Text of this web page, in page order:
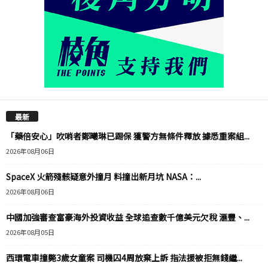
最新
「藥倍安心」吹哨者鄭曦琳已踢保 獲警方無條件釋放 據悉重案組...
2026年08月06日
SpaceX 火箭殘骸疑意外撞月 料撞出新月坑 NASA：...
2026年08月06日
中國加強審查富豪海外投資收益 全球追查數千億美元欠稅 滙豐、...
2026年08月05日
西環電車撞斃3歲女童案 司機囚4周放棄上訴 指法援被拒無錢繼...